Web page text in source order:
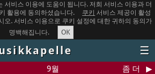
서비스 이용에 도움이 됩니다. 저희 서비스 이용과 더
활용에 동의하셨습니다.
쿠키 서비스 제공이 활성
오. 서비스 이용으로 쿠키 설정에 대한 귀하의 동의가
명백해집니다.
OK
☰
9월 좀 더